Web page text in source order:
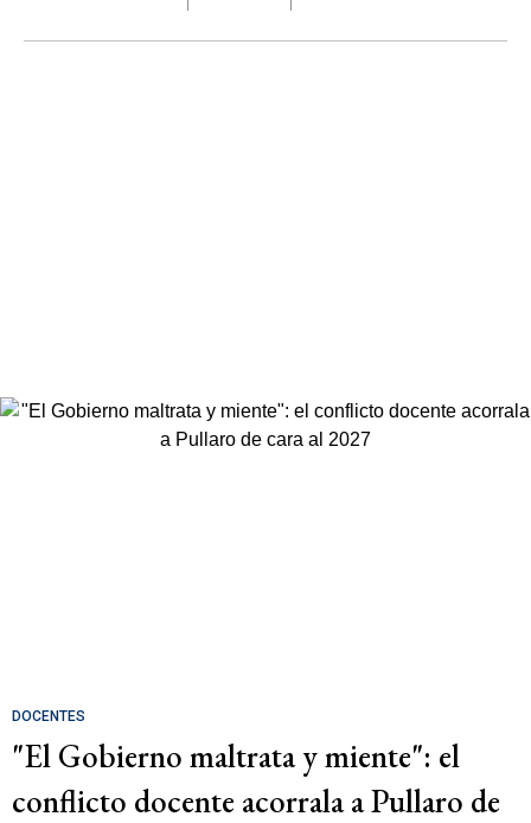
DOCENTES
"El Gobierno maltrata y miente": el
conflicto docente acorrala a Pullaro de